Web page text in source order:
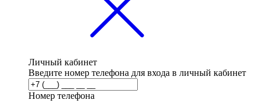
Личный кабинет
Введите номер телефона для входа в личный кабинет
Номер телефона